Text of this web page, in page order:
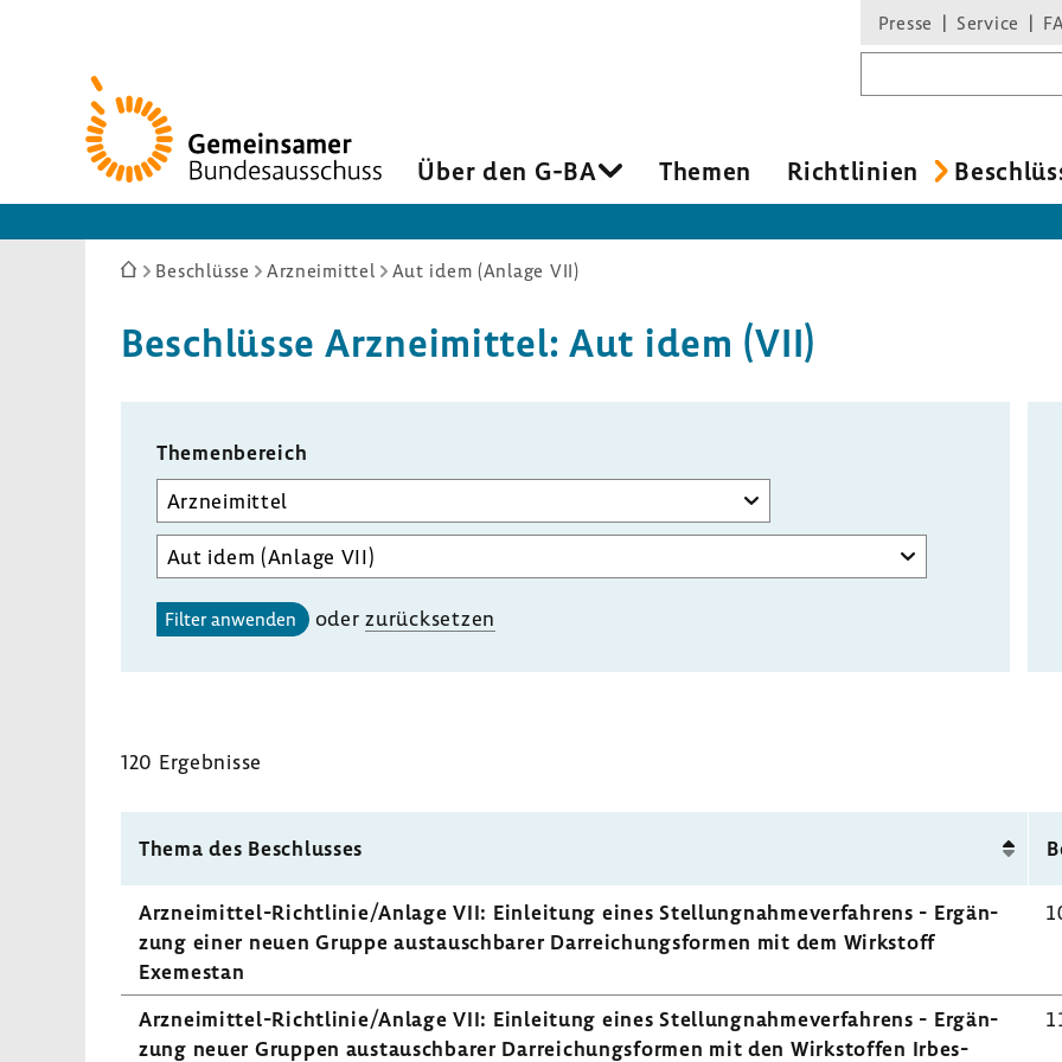
Zur
Startseite
Presse Service
Über den G-BA Themen Richt­li­nien
Sie
hier:
Beschlüsse Arzneimittel Aut idem (Anlage VII)
Beschlüsse Arznei­mittel: Aut idem (VII)
Themen­be­reich
Unterausschuss
auswählen
Aufgabenbereich
des
gewählten
Unterausschusses
auswählen
Filter anwenden oderzurück­setzen
120 Ergeb­nisse
Thema des Beschlusses
Arzneimittel-​Richtlinie/Anlage VII: Einlei­tung eines Stel­lung­nah­me­ver­fah­rens - Ergän­
zung einer neuen Gruppe austausch­barer Darrei­chungs­formen mit dem Wirk­stoff
Exeme­stan
Arzneimittel-​Richtlinie/Anlage VII: Einlei­tung eines Stel­lung­nah­me­ver­fah­rens - Ergän­
zung neuer Gruppen austausch­barer Darrei­chungs­formen mit den Wirk­stoffen Irbes­